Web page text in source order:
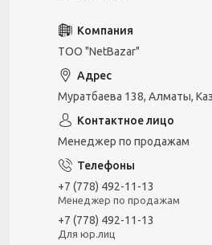
ТОО "NetBazar"
Муратбаева 138, Алматы,
Менеджер по продажам
+7 (778) 492-11-13
Менеджер по продажам
+7 (778) 492-11-13
Для юр.лиц